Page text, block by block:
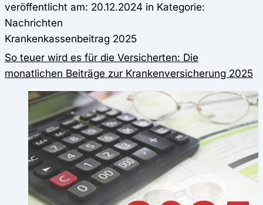
veröffentlicht am: 20.12.2024 in Kategorie:
Nachrichten
Krankenkassenbeitrag 2025
So teuer wird es für die Versicherten: Die
monatlichen Beiträge zur Krankenversicherung 2025